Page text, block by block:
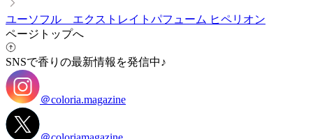
ユーソフル エクストレイトパフューム ヒペリオン
ページトップへ
SNSで香りの最新情報を発信中♪
＠coloria.magazine